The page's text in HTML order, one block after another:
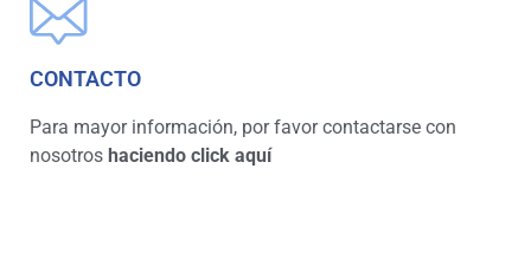
CONTACTO
Para mayor información, por favor contactarse con
nosotros haciendo click aquí